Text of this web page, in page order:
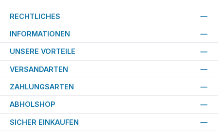
RECHTLICHES
INFORMATIONEN
UNSERE VORTEILE
VERSANDARTEN
ZAHLUNGSARTEN
ABHOLSHOP
SICHER EINKAUFEN